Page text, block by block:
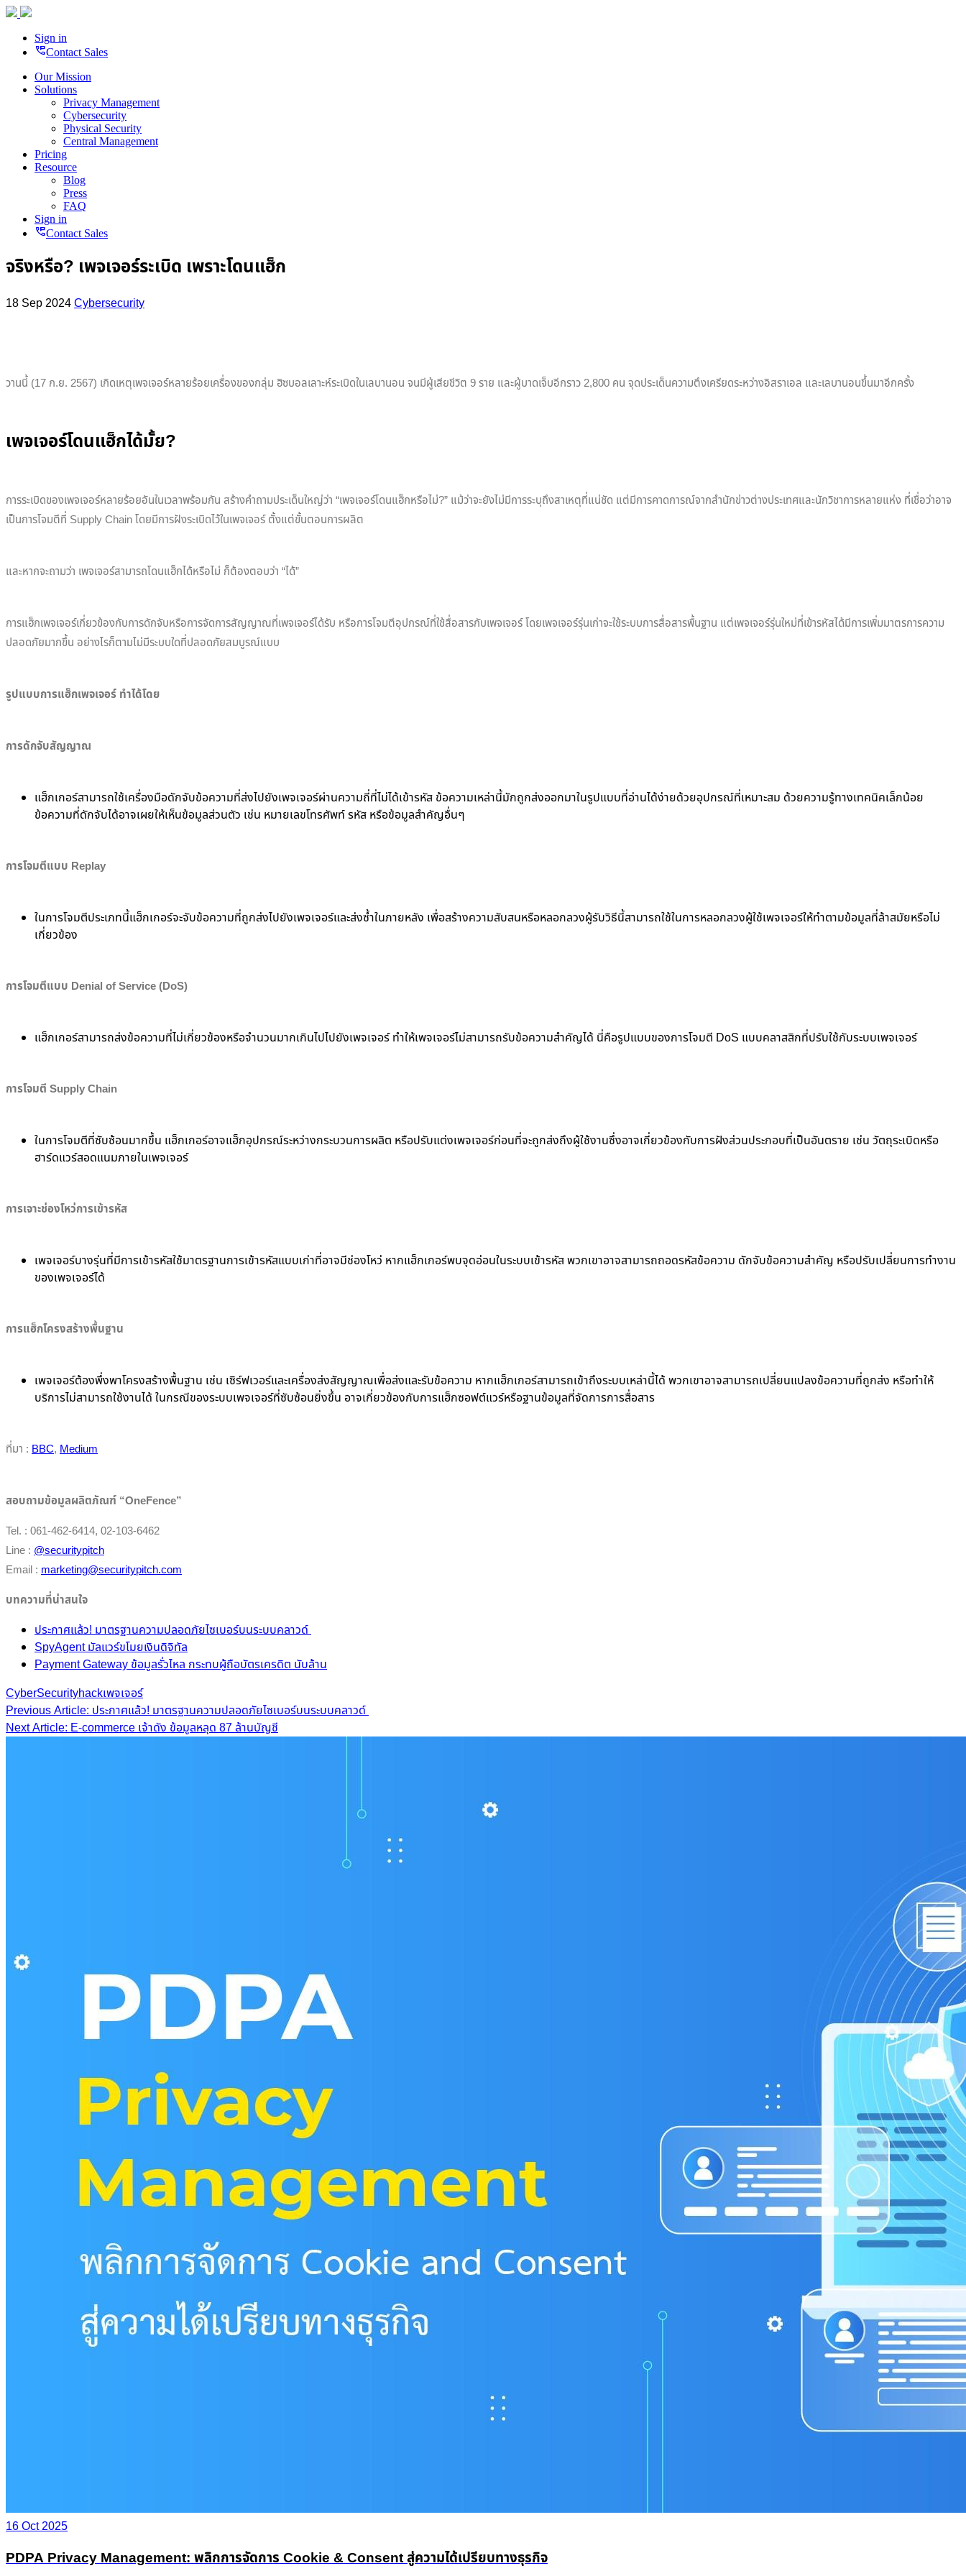
Sign in
perm_phone_msgContact Sales
Our Mission
Solutions
Privacy Management
Cybersecurity
Physical Security
Central Management
Pricing
Resource
Blog
Press
FAQ
Sign in
perm_phone_msgContact Sales
จริงหรือ? เพจเจอร์ระเบิด เพราะโดนแฮ็ก
18 Sep 2024Cybersecurity
วานนี้ (17 ก.ย. 2567) เกิดเหตุเพจเจอร์หลายร้อยเครื่องของกลุ่ม ฮิซบอลเลาะห์ระเบิดในเลบานอน จนมีผู้เสียชีวิต 9 ราย และผู้บาดเจ็บอีกราว 2,800 คน จุดประเด็นความตึงเครียดระหว่างอิสราเอล และเลบานอนขึ้นมาอีกครั้ง
เพจเจอร์โดนแฮ็กได้มั้ย?
การระเบิดของเพจเจอร์หลายร้อยอันในเวลาพร้อมกัน สร้างคำถามประเด็นใหญ่ว่า “เพจเจอร์โดนแฮ็กหรือไม่?” แม้ว่าจะยังไม่มีการระบุถึงสาเหตุที่แน่ชัด แต่มีการคาดการณ์จากสำนักข่าวต่างประเทศและนักวิชาการหลายแห่ง ที่เชื่อว่าอาจ
เป็นการโจมตีที่ Supply Chain โดยมีการฝังระเบิดไว้ในเพจเจอร์ ตั้งแต่ขั้นตอนการผลิต
และหากจะถามว่า เพจเจอร์สามารถโดนแฮ็กได้หรือไม่ ก็ต้องตอบว่า “ได้”
การแฮ็กเพจเจอร์เกี่ยวข้องกับการดักจับหรือการจัดการสัญญาณที่เพจเจอร์ได้รับ หรือการโจมตีอุปกรณ์ที่ใช้สื่อสารกับเพจเจอร์ โดยเพจเจอร์รุ่นเก่าจะใช้ระบบการสื่อสารพื้นฐาน แต่เพจเจอร์รุ่นใหม่ที่เข้ารหัสได้มีการเพิ่มมาตรการความ
ปลอดภัยมากขึ้น อย่างไรก็ตามไม่มีระบบใดที่ปลอดภัยสมบูรณ์แบบ
รูปแบบการแฮ็กเพจเจอร์ ทำได้โดย
การดักจับสัญญาณ
แฮ็กเกอร์สามารถใช้เครื่องมือดักจับข้อความที่ส่งไปยังเพจเจอร์ผ่านความถี่ที่ไม่ได้เข้ารหัส ข้อความเหล่านี้มักถูกส่งออกมาในรูปแบบที่อ่านได้ง่ายด้วยอุปกรณ์ที่เหมาะสม ด้วยความรู้ทางเทคนิคเล็กน้อย
ข้อความที่ดักจับได้อาจเผยให้เห็นข้อมูลส่วนตัว เช่น หมายเลขโทรศัพท์ รหัส หรือข้อมูลสำคัญอื่นๆ
การโจมตีแบบ Replay
ในการโจมตีประเภทนี้แฮ็กเกอร์จะจับข้อความที่ถูกส่งไปยังเพจเจอร์และส่งซ้ำในภายหลัง เพื่อสร้างความสับสนหรือหลอกลวงผู้รับวิธีนี้สามารถใช้ในการหลอกลวงผู้ใช้เพจเจอร์ให้ทำตามข้อมูลที่ล้าสมัยหรือไม่
เกี่ยวข้อง
การโจมตีแบบ Denial of Service (DoS)
แฮ็กเกอร์สามารถส่งข้อความที่ไม่เกี่ยวข้องหรือจำนวนมากเกินไปไปยังเพจเจอร์ ทำให้เพจเจอร์ไม่สามารถรับข้อความสำคัญได้ นี่คือรูปแบบของการโจมตี DoS แบบคลาสสิกที่ปรับใช้กับระบบเพจเจอร์
การโจมตี Supply Chain
ในการโจมตีที่ซับซ้อนมากขึ้น แฮ็กเกอร์อาจแฮ็กอุปกรณ์ระหว่างกระบวนการผลิต หรือปรับแต่งเพจเจอร์ก่อนที่จะถูกส่งถึงผู้ใช้งานซึ่งอาจเกี่ยวข้องกับการฝังส่วนประกอบที่เป็นอันตราย เช่น วัตถุระเบิดหรือ
ฮาร์ดแวร์สอดแนมภายในเพจเจอร์
การเจาะช่องโหว่การเข้ารหัส
เพจเจอร์บางรุ่นที่มีการเข้ารหัสใช้มาตรฐานการเข้ารหัสแบบเก่าที่อาจมีช่องโหว่ หากแฮ็กเกอร์พบจุดอ่อนในระบบเข้ารหัส พวกเขาอาจสามารถถอดรหัสข้อความ ดักจับข้อความสำคัญ หรือปรับเปลี่ยนการทำงาน
ของเพจเจอร์ได้
การแฮ็กโครงสร้างพื้นฐาน
เพจเจอร์ต้องพึ่งพาโครงสร้างพื้นฐาน เช่น เซิร์ฟเวอร์และเครื่องส่งสัญญาณเพื่อส่งและรับข้อความ หากแฮ็กเกอร์สามารถเข้าถึงระบบเหล่านี้ได้ พวกเขาอาจสามารถเปลี่ยนแปลงข้อความที่ถูกส่ง หรือทำให้
บริการไม่สามารถใช้งานได้ ในกรณีของระบบเพจเจอร์ที่ซับซ้อนยิ่งขึ้น อาจเกี่ยวข้องกับการแฮ็กซอฟต์แวร์หรือฐานข้อมูลที่จัดการการสื่อสาร
ที่มา : BBC, Medium
สอบถามข้อมูลผลิตภัณฑ์ “OneFence”
Tel. : 061-462-6414, 02-103-6462
Line : @securitypitch
Email : marketing@securitypitch.com
บทความที่น่าสนใจ
ประกาศแล้ว! มาตรฐานความปลอดภัยไซเบอร์บนระบบคลาวด์
SpyAgent มัลแวร์ขโมยเงินดิจิทัล
Payment Gateway ข้อมูลรั่วไหล กระทบผู้ถือบัตรเครดิต นับล้าน
CyberSecurityhackเพจเจอร์
Post
navigation
Previous Article: ประกาศแล้ว! มาตรฐานความปลอดภัยไซเบอร์บนระบบคลาวด์
Next Article: E-commerce เจ้าดัง ข้อมูลหลุด 87 ล้านบัญชี
16 Oct 2025
PDPA Privacy Management: พลิกการจัดการ Cookie & Consent สู่ความได้เปรียบทางธุรกิจ